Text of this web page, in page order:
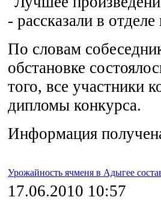
- рассказали в
По словам
обстановке
того, все участники
дипломы конкурса.
Информация
Урожайность ячменя в Адыгее
17.06.2010 10:57